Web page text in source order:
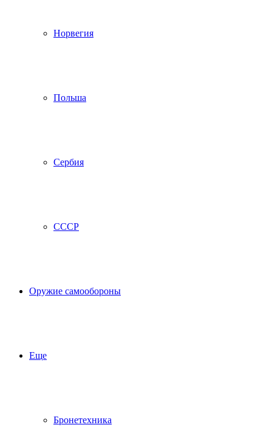
Норвегия
Польша
Сербия
СССР
Оружие самообороны
Еще
Бронетехника